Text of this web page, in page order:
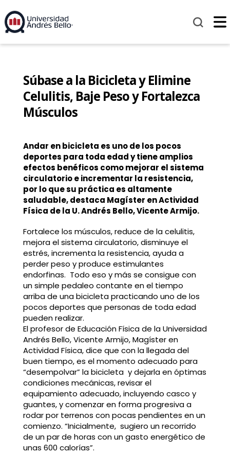
Súbase a la Bicicleta y Elimine
Celulitis, Baje Peso y Fortalezca
Músculos
Andar en bicicleta es uno de los pocos
deportes para toda edad y tiene amplios
efectos benéficos como mejorar el sistema
circulatorio e incrementar la resistencia,
por lo que su práctica es altamente
saludable, destaca Magíster en Actividad
Física de la U. Andrés Bello, Vicente Armijo.
Fortalece los músculos, reduce de la celulitis,
mejora el sistema circulatorio, disminuye el
estrés, incrementa la resistencia, ayuda a
perder peso y produce estimulantes
endorfinas. Todo eso y más se consigue con
un simple pedaleo contante en el tiempo
arriba de una bicicleta practicando uno de los
pocos deportes que personas de toda edad
pueden realizar.
El profesor de Educación Física de la Universidad
Andrés Bello, Vicente Armijo, Magíster en
Actividad Física, dice que con la llegada del
buen tiempo, es el momento adecuado para
“desempolvar” la bicicleta y dejarla en óptimas
condiciones mecánicas, revisar el
equipamiento adecuado, incluyendo casco y
guantes, y comenzar en forma progresiva a
rodar por terrenos con pocas pendientes en un
comienzo. “Inicialmente, sugiero un recorrido
de un par de horas con un gasto energético de
unas 600 calorías”.